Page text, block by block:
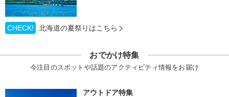
CHECK! 北海道の夏祭りはこちら
おでかけ特集
今注目のスポットや話題のアクティビティ情報をお届け
アウトドア特集